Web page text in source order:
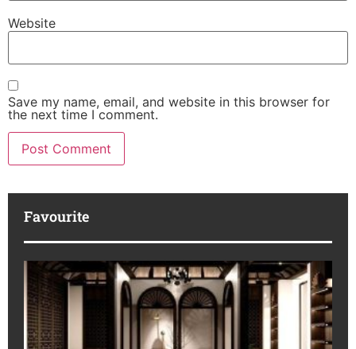
Website
Save my name, email, and website in this browser for
the next time I comment.
Favourite